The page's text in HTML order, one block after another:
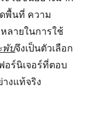
พื้นที่ ความ
ลายในการใช้
พับจึงเป็นตัวเลือก
ร์นิเจอร์ที่ตอบ
งแท้จริง